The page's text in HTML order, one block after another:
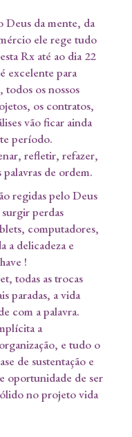
Deus da mente, da
ele rege tudo
Rx até ao dia 22
excelente para
todos os nossos
os contratos,
vão ficar ainda
período.
refletir, refazer,
de ordem.
regidas pelo Deus
perdas
computadores,
a delicadeza e
!
todas as trocas
paradas, a vida
com a palavra.
a
e tudo o
de sustentação e
oportunidade de ser
no projeto vida